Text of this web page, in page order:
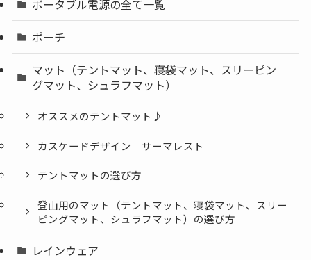
ポータブル電源の全て一覧
ポーチ
マット（テントマット、寝袋マット、スリーピン
グマット、シュラフマット）
オススメのテントマット♪
カスケードデザイン サーマレスト
テントマットの選び方
登山用のマット（テントマット、寝袋マット、スリー
ピングマット、シュラフマット）の選び方
レインウェア